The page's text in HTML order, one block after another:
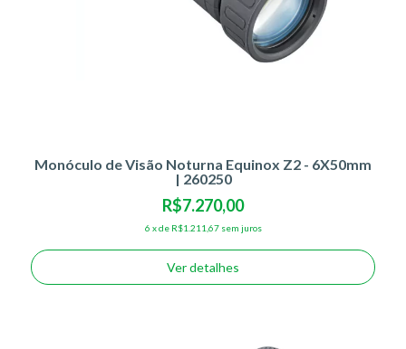
Monóculo de Visão Noturna Equinox Z2 - 6X50mm
| 260250
R$7.270,00
6 xde R$1.211,67 sem juros
Ver detalhes